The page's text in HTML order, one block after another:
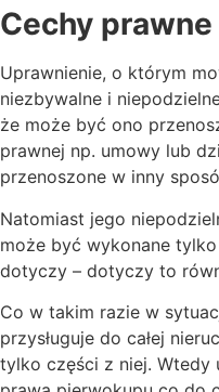
Cechy
Uprawnienie, o którym
niezbywalne i
że może być ono
prawnej np. umowy lub
przenoszone w inny
Natomiast jego
może być wykonane
dotyczy – dotyczy to
Co w takim razie w
przysługuje do całej
tylko części z niej. Wtedy